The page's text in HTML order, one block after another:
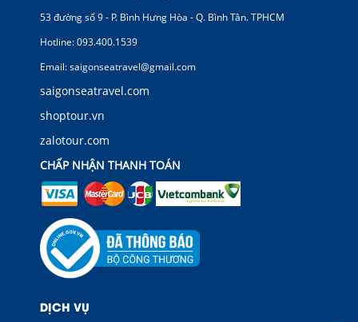
53 đường số 9 - P. Bình Hưng Hòa - Q. Bình Tân. TPHCM
Hotline: 093.400.1539
Email: saigonseatravel@gmail.com
saigonseatravel.com
shoptour.vn
zalotour.com
CHẤP NHẬN THANH TOÁN
DỊCH VỤ